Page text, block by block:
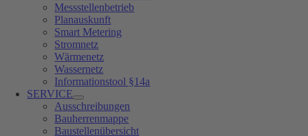
Messstellenbetrieb
Planauskunft
Smart Metering
Stromnetz
Wärmenetz
Wassernetz
Informationstool §14a
SERVICE
Ausschreibungen
Bauherrenmappe
Baustellenübersicht